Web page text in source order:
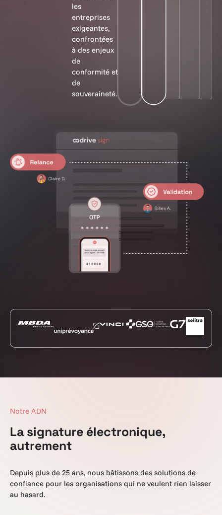
les
entreprises
exigeantes,
confrontées
à des enjeux
de
conformité et
de
souveraineté.
Notre ADN
La signature électronique,
autrement
Depuis plus de 25 ans, nous bâtissons des solutions de
confiance pour les organisations qui ne veulent rien laisser
au hasard.